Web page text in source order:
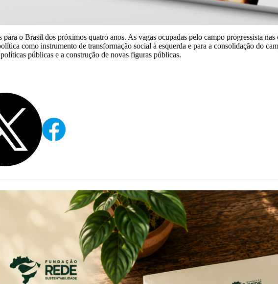
o Brasil dos próximos quatro anos. As vagas ocupadas pelo campo progressista
como instrumento de transformação social à esquerda e para a consolidação do
públicas e a construção de novas figuras públicas.